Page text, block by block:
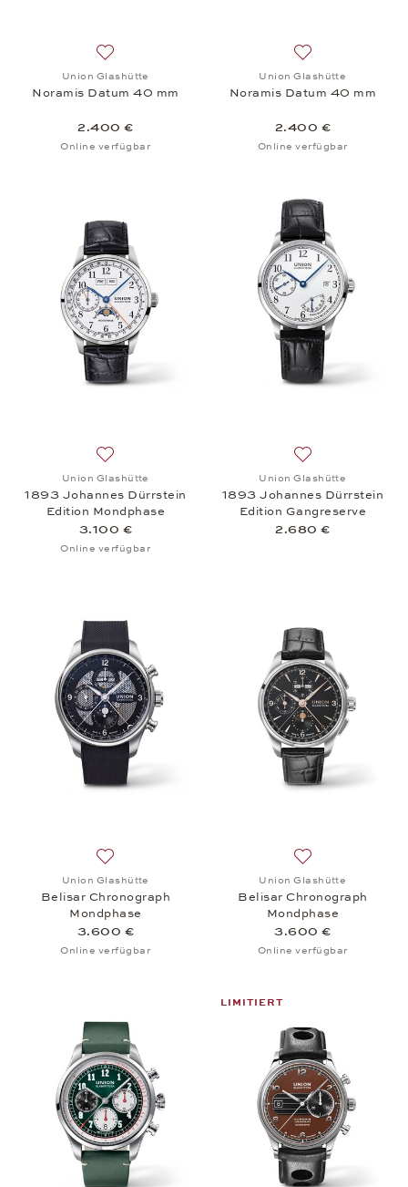
Union Glashütte
Noramis Datum 40 mm
2.400 €
Online verfügbar
Union Glashütte
Noramis Datum 40 mm
2.400 €
Online verfügbar
Union Glashütte
1893 Johannes Dürrstein
Edition Mondphase
3.100 €
Online verfügbar
Union Glashütte
1893 Johannes Dürrstein
Edition Gangreserve
2.680 €
Union Glashütte
Belisar Chronograph
Mondphase
3.600 €
Online verfügbar
Union Glashütte
Belisar Chronograph
Mondphase
3.600 €
Online verfügbar
LIMITIERT